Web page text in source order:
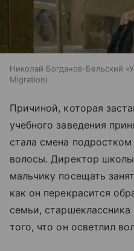
Николай Богданов-Бельский
Migration
Причиной, которая
учебного заведения
стала смена
волосы. Директор
мальчику посещать
как он перекрасится
семьи,
того, что он осветлил